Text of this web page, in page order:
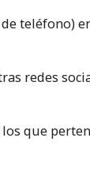
teléfono)
redes
que